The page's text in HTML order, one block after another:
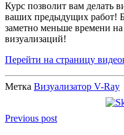
Курс позволит вам делать
ваших предыдущих работ!
заметно меньше времени
визуализаций!
Перейти на страницу
Метка Визуализатор V-Ray
Previous post